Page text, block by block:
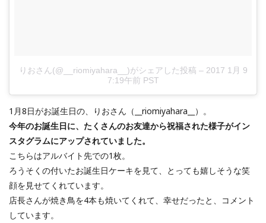
りおさん(@__riomiyahara__)がシェアした投稿 – 2017 1月 9
7:19午前 PST
1月8日がお誕生日の、りおさん（__riomiyahara__）。
今年のお誕生日に、たくさんのお友達から祝福された様子がイン
スタグラムにアップされていました。
こちらはアルバイト先での1枚。
ろうそくの付いたお誕生日ケーキを見て、とっても嬉しそうな笑
顔を見せてくれています。
店長さんが焼き鳥を4本も焼いてくれて、幸せだったと、コメント
しています。